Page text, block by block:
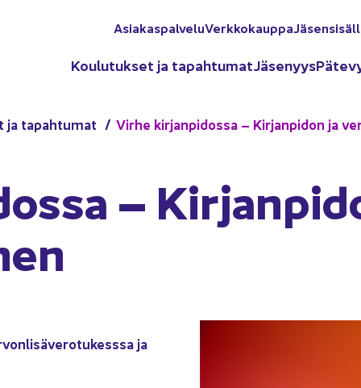
Asia­kas­pal­ve­luVerk­ko­kaup­pa
Kou­lu­tuk­set ja ta­pah­tu­matJä­se­nyys
ja ta­pah­tu­mat Virhe kir­jan­pi­dos­sa – Kir­jan­pi­don ja
–
ja